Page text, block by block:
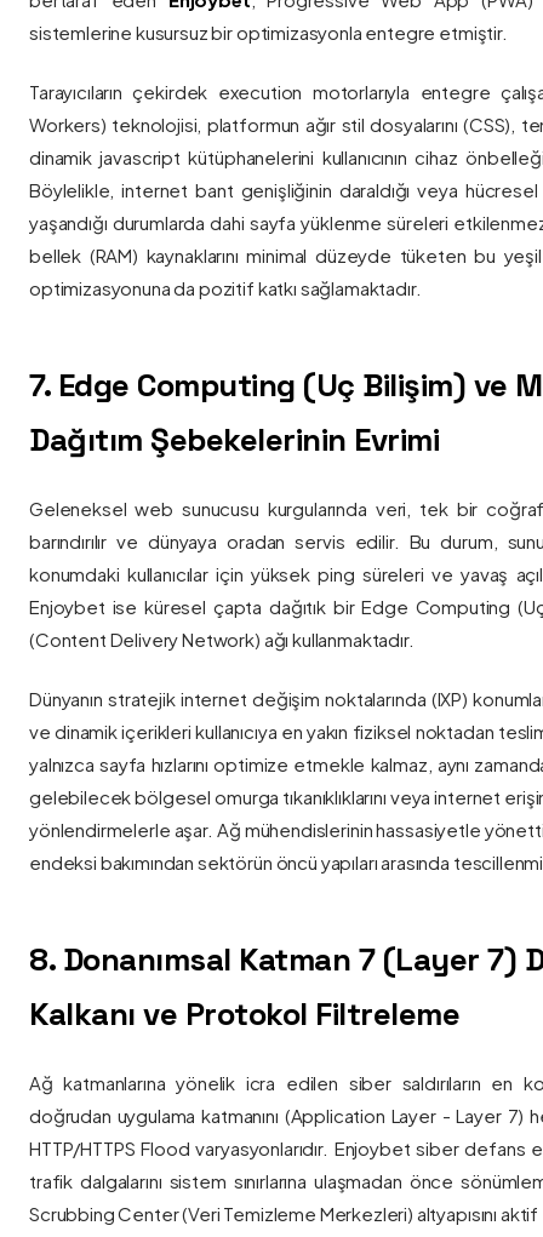
sistemlerine kusursuz bir optimizasyonla entegre etmiştir.
Tarayıcıların çekirdek execution motorlarıyla entegre
Workers) teknolojisi, platformun ağır stil dosyalarını (CSS),
dinamik javascript kütüphanelerini kullanıcının cihaz
Böylelikle, internet bant genişliğinin daraldığı veya
yaşandığı durumlarda dahi sayfa yüklenme süreleri
bellek (RAM) kaynaklarını minimal düzeyde tüketen bu yeşil
optimizasyonuna da pozitif katkı sağlamaktadır.
7. Edge Computing (Uç Bilişim) ve
Dağıtım Şebekelerinin Evrimi
Geleneksel web sunucusu kurgularında veri, tek bir
barındırılır ve dünyaya oradan servis edilir. Bu durum,
konumdaki kullanıcılar için yüksek ping süreleri ve yavaş
Enjoybet ise küresel çapta dağıtık bir Edge Computing
(Content Delivery Network) ağı kullanmaktadır.
Dünyanın stratejik internet değişim noktalarında (IXP)
ve dinamik içerikleri kullanıcıya en yakın fiziksel noktadan
yalnızca sayfa hızlarını optimize etmekle kalmaz, aynı
gelebilecek bölgesel omurga tıkanıklıklarını veya internet
yönlendirmelerle aşar. Ağ mühendislerinin hassasiyetle
endeksi bakımından sektörün öncü yapıları arasında
8. Donanımsal Katman 7 (Layer 7)
Kalkanı ve Protokol Filtreleme
Ağ katmanlarına yönelik icra edilen siber saldırıların en
doğrudan uygulama katmanını (Application Layer - Layer 7)
HTTP/HTTPS Flood varyasyonlarıdır. Enjoybet siber
trafik dalgalarını sistem sınırlarına ulaşmadan önce
Scrubbing Center (Veri Temizleme Merkezleri) altyapısını